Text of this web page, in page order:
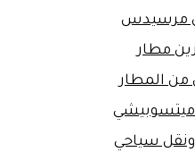
مرسيدس
مطار
من المطار
ميتسوبيشي
ونقل سياحي